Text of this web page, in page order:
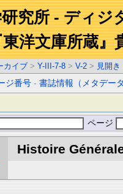
究所 - ディジ
東洋文庫所蔵』
カイブ > Y-III-7-8 > V-2 > 見開き
ジ番号 -書誌情報（メタデー
ページ
Histoire